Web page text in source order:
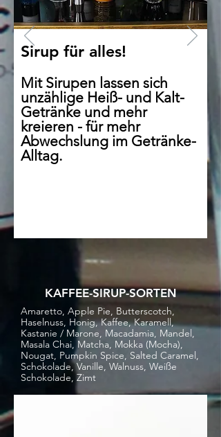
Sirup für alles!
Mit Sirupen lassen sich
unzählige Heiß- und Kalt-
Getränke und mehr
kreieren - für mehr
Abwechslung im Getränke-
Alltag.
KAFFEE-SIRUP-SORTEN
Amaretto, Apple Pie, Butterscotch,
Haselnuss, Honig, Kaffee, Karamell,
Kastanie / Marone, Macadamia, Mandel,
Masala Chai, Matcha, Mokka (Mocha),
Nougat, Pumpkin Spice, Salted Caramel,
Schokolade, Vanille, Walnuss, Weiße
Schokolade, Zimt